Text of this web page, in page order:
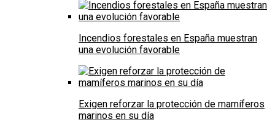
Incendios forestales en España muestran
una evolución favorable
Exigen reforzar la protección de mamíferos
marinos en su día